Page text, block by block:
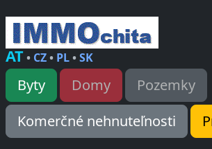
AT• CZ• PL•SK
Byty Domy
Pozemky
Komerčné nehnuteľnosti